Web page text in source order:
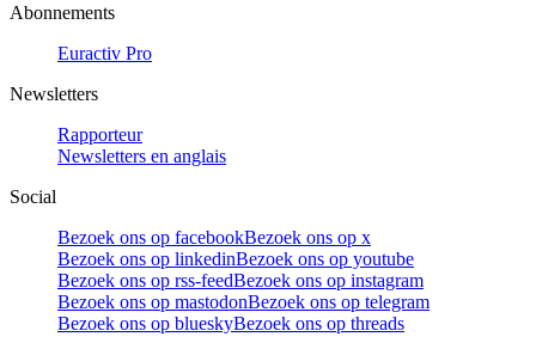
Abonnements
Euractiv Pro
Newsletters
Rapporteur
Newsletters en anglais
Social
Bezoek ons op facebookBezoek ons op x
Bezoek ons op linkedinBezoek ons op youtube
Bezoek ons op rss-feedBezoek ons op instagram
Bezoek ons op mastodonBezoek ons op telegram
Bezoek ons op blueskyBezoek ons op threads